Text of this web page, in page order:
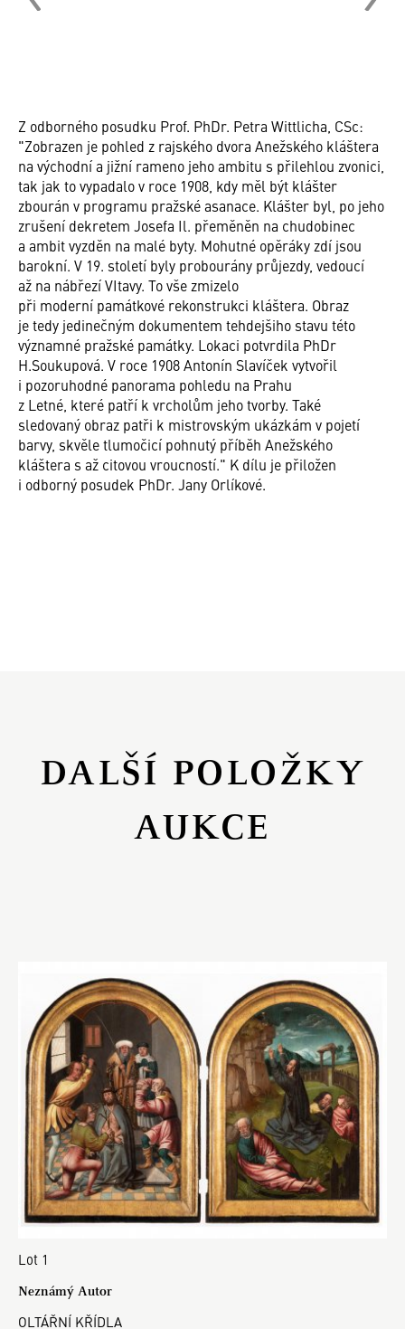
Z odborného posudku Prof. PhDr. Petra Wittlicha, CSc:
"Zobrazen je pohled z rajského dvora Anežského kláštera
na východní a jižní rameno jeho ambitu s přilehlou zvonici,
tak jak to vypadalo v roce 1908, kdy měl být klášter
zbourán v programu pražské asanace. Klášter byl, po jeho
zrušení dekretem Josefa Il. přeměněn na chudobinec
a ambit vyzděn na malé byty. Mohutné opěráky zdí jsou
barokní. V 19. století byly probourány průjezdy, vedoucí
až na nábřezí VItavy. To vše zmizelo
při moderní památkové rekonstrukci kláštera. Obraz
je tedy jedinečným dokumentem tehdejšiho stavu této
významné pražské památky. Lokaci potvrdila PhDr
H.Soukupová. V roce 1908 Antonín Slavíček vytvořil
i pozoruhodné panorama pohledu na Prahu
z Letné, které patří k vrcholům jeho tvorby. Také
sledovaný obraz patři k mistrovským ukázkám v pojetí
barvy, skvěle tlumočicí pohnutý příběh Anežského
kláštera s až citovou vroucností." K dílu je přiložen
i odborný posudek PhDr. Jany Orlíkové.
DALŠÍ POLOŽKY
AUKCE
Lot 1
Neznámý Autor
OLTÁŘNÍ KŘÍDLA